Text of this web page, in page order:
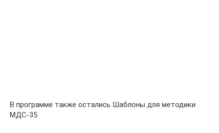
В программе также остались Шаблоны для методики
МДС-35